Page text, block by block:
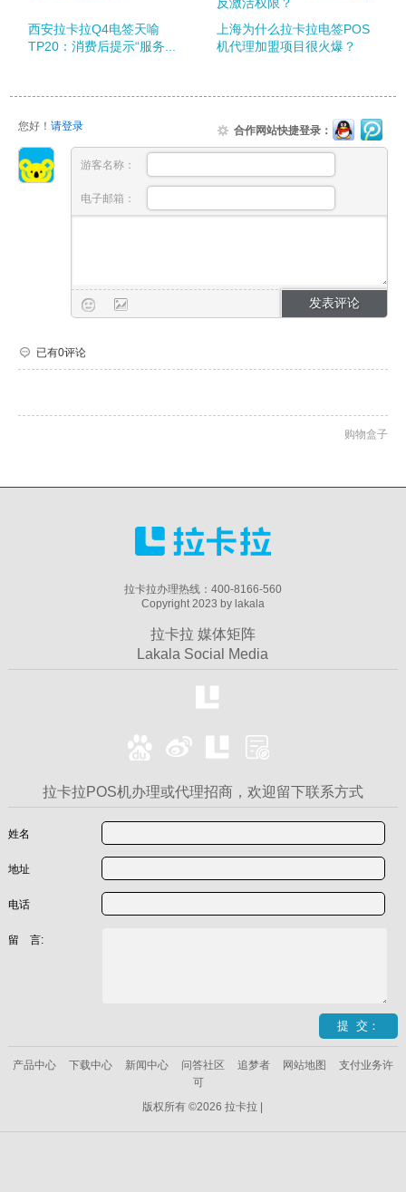
西安拉卡拉Q4电签天喻
TP20：消费后提示“服务...
上海为什么拉卡拉电签POS
机代理加盟项目很火爆？
您好！ 请登录 合作网站快捷登录：
游客名称：
电子邮箱：
已有0评论
购物盒子
拉卡拉办理热线：400-8166-560
Copyright 2023 by lakala
拉卡拉 媒体矩阵
Lakala Social Media
拉卡拉POS机办理或代理招商，欢迎留下联系方式
姓名
地址
电话
留 言:
产品中心 下载中心 新闻中心 问答社区 追梦者 网站地图
支付业务许
可
版权所有 ©2026 拉卡拉 |